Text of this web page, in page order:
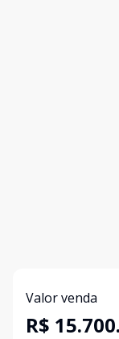
Valor venda
R$